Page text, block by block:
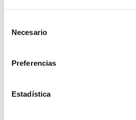
Necesario
Preferencias
Estadística